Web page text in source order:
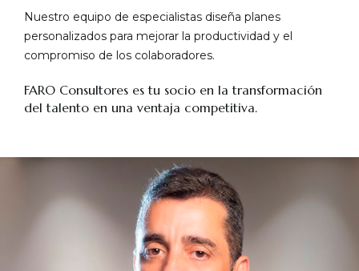
Nuestro equipo de especialistas diseña planes
personalizados para mejorar la productividad y el
compromiso de los colaboradores.
FARO Consultores es tu socio en la transformación
del talento en una ventaja competitiva.